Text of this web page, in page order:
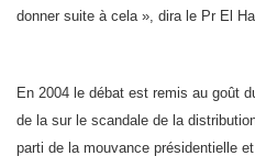
donner suite à cela », dira le Pr El
En 2004 le débat est remis au goût
de la sur le scandale de la
parti de la mouvance présidentielle